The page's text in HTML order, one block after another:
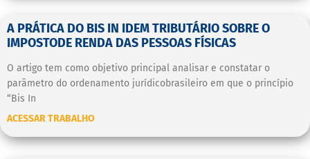
A PRÁTICA DO BIS IN IDEM TRIBUTÁRIO SOBRE O
IMPOSTODE RENDA DAS PESSOAS FÍSICAS
O artigo tem como objetivo principal analisar e constatar o
parâmetro do ordenamento jurídicobrasileiro em que o princípio
“Bis In
ACESSAR TRABALHO